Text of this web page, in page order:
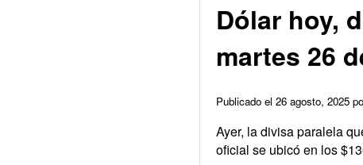
Dólar hoy,
martes 26
Publicado el 26 agosto, 2025
Ayer, la divisa paralela
oficial se ubicó en los